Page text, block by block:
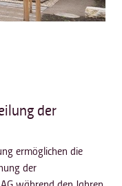
der
ermöglichen die
der